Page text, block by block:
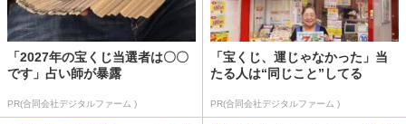
「2027年の宝くじ当選者は〇〇
です」占い師が暴露
PR(合同会社デジタルファーム )
「宝くじ、運じゃなかった」当
たる人は“同じこと”してる
PR(合同会社デジタルファーム )